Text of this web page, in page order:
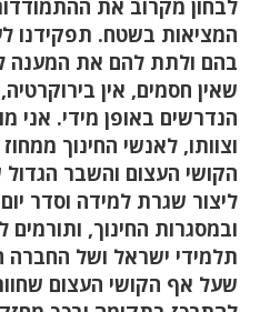
לבחון מקרוב את
המציאות בשטח. תפקידנו
בהם ולתת להם את המענה
שאין חסמים, אין
הנדרשים באופן מידי. אני
וצוותו, לאנשי החינוך
הקושי העצום והשבר הגדול
ליצור שגרת למידה וסדר
ובמסגרות החינוך, ותורמים
תלמידי ישראל ושל
שעל אף הקושי העצום